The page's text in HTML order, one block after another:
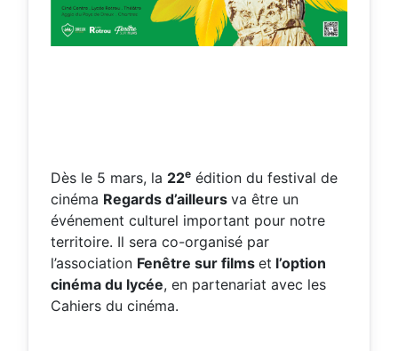
Dès le 5 mars, la 22e édition du festival de
cinéma Regards d’ailleurs va être un
événement culturel important pour notre
territoire. Il sera co-organisé par
l’association Fenêtre sur films et l’option
cinéma du lycée, en partenariat avec les
Cahiers du cinéma.